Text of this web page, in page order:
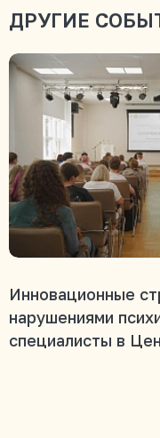
ДРУГИЕ
Инновационные
нарушениями
специалисты в